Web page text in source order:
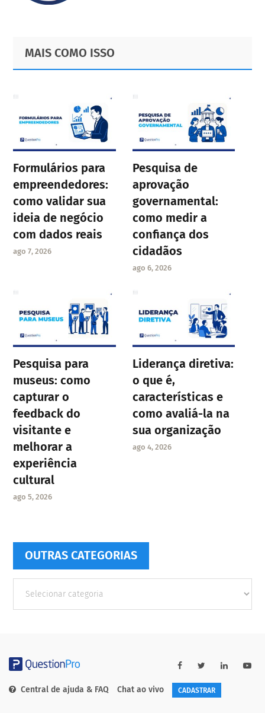
Primary
Sidebar
Footer
MAIS COMO ISSO
Formulários para
empreendedores:
como validar sua
ideia de negócio
com dados reais
ago 7, 2026
Pesquisa de
aprovação
governamental:
como medir a
confiança dos
cidadãos
ago 6, 2026
Pesquisa para
museus: como
capturar o
feedback do
visitante e
melhorar a
experiência
cultural
ago 5, 2026
Liderança diretiva:
o que é,
características e
como avaliá-la na
sua organização
ago 4, 2026
OUTRAS CATEGORIAS
Categorias
Central de ajuda & FAQ Chat ao vivo CADASTRAR